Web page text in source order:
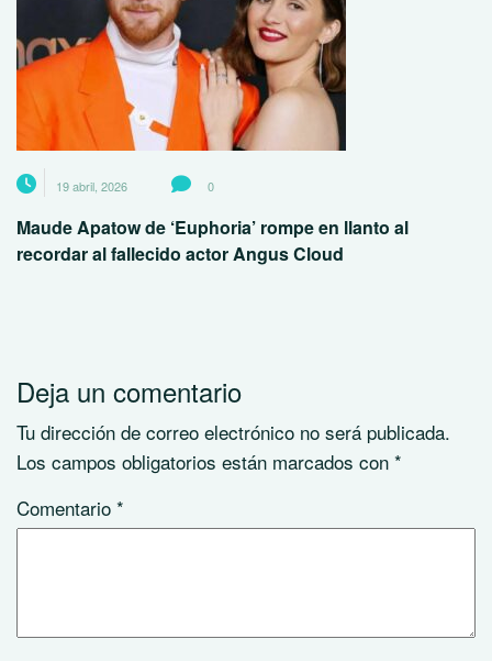
19 abril, 2026 0
Maude Apatow de ‘Euphoria’ rompe en llanto al
recordar al fallecido actor Angus Cloud
Deja un comentario
Tu dirección de correo electrónico no será publicada.
Los campos obligatorios están marcados con *
Comentario *